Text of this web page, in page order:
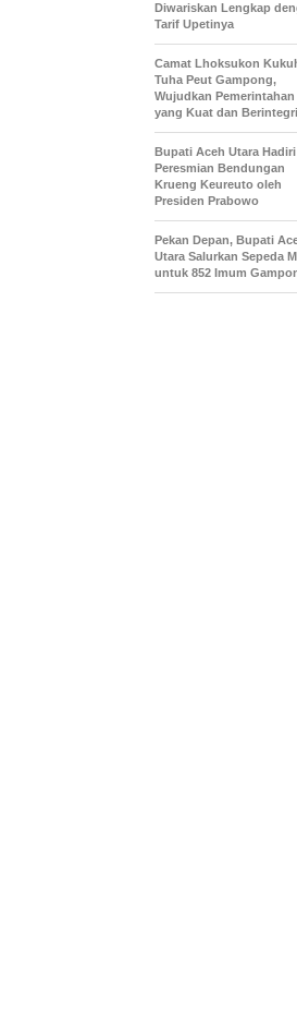
Diwariskan Lengkap
Tarif Upetinya
Camat Lhoksukon
Tuha Peut Gampong,
Wujudkan Pemerintahan
yang Kuat dan
Bupati Aceh Utara Hadiri
Peresmian Bendungan
Krueng Keureuto oleh
Presiden Prabowo
Pekan Depan, Bupati
Utara Salurkan Sepeda
untuk 852 Imum